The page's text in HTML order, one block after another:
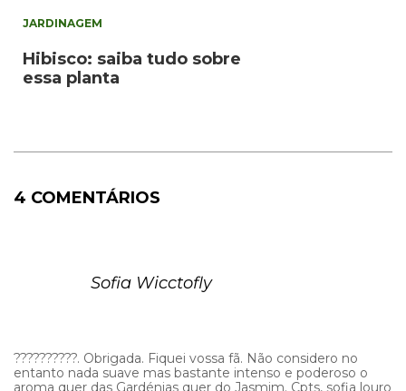
JARDINAGEM
Hibisco: saiba tudo sobre
essa planta
4 COMENTÁRIOS
Sofia Wicctofly
??????????. Obrigada. Fiquei vossa fã. Não considero no
entanto nada suave mas bastante intenso e poderoso o
aroma quer das Gardénias quer do Jasmim. Cpts, sofia louro